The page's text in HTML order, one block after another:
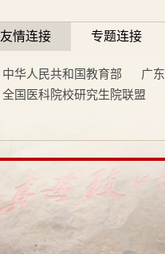
友情连接 专题连接
中华人民共和国教育部 广
全国医科院校研究生院联盟